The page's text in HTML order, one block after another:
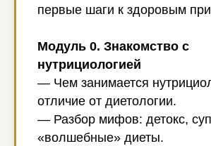
первые шаги к здоровым
Модуль 0. Знакомство с
нутрициологией
— Чем занимается
отличие от диетологии.
— Разбор мифов: детокс,
«волшебные» диеты.